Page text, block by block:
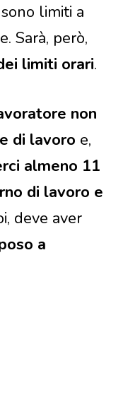
limiti a
Sarà, però,
limiti orari.
non
di lavoro e,
almeno 11
di lavoro e
deve aver
a